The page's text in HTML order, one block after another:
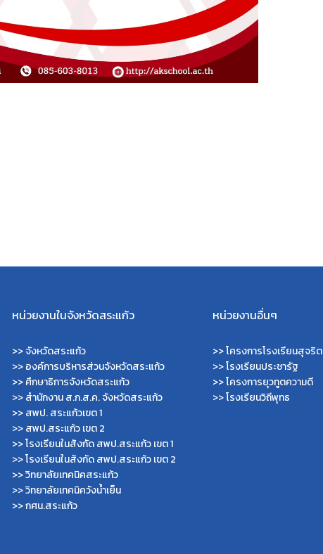
หน่วยงานในจังหวัดสระแก้ว
>>จังหวัดสระแก้ว
>>องค์การบริหารส่วนจังหวัดสระแก้ว
>>ศึกษาธิการจังหวัดสระแก้ว
>>สำนักงาน ส.ก.ส.ค. จังหวัดสระแก้ว
>>สพป. สระแก้วเขต 1
>>สพป.สระแก้ว เขต 2
>>โรงเรียนในสังกัด สพป.สระแก้ว เขต 1
>>โรงเรียนในสังกัด สพป.สระแก้ว เขต 2
>>วิทยาลัยเทคนิคสระแก้ว
>>วิทยาลัยเทคนิควังน้ำเย็น
>>กศน.สระแก้ว
หน่วยงานอื่นๆ
>>โครงการโรงเรียนสุจริต
>>โรงเรียนประชารัฐ
>>โครงการยุวทูตความดี
>>โรงเรียนวิถีพุทธ